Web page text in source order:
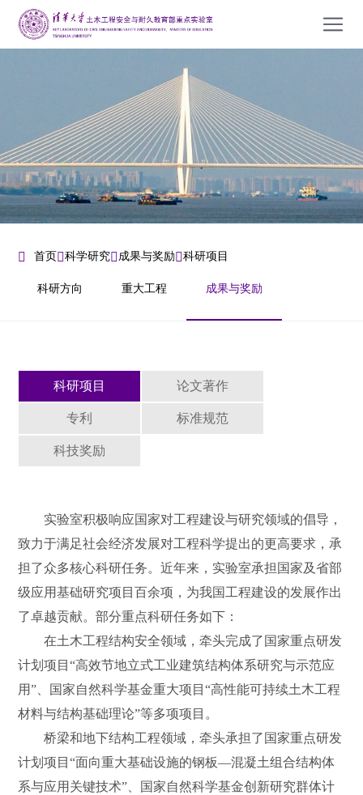
首页 科学研究 成果与奖励 科研项目
科研方向 重大工程 成果与奖励
科研项目 论文著作
专利 标准规范
科技奖励
实验室积极响应国家对工程建设与研究领域的倡导，
致力于满足社会经济发展对工程科学提出的更高要求，承
担了众多核心科研任务。近年来，实验室承担国家及省部
级应用基础研究项目百余项，为我国工程建设的发展作出
了卓越贡献。部分重点科研任务如下：
在土木工程结构安全领域，牵头完成了国家重点研发
计划项目“高效节地立式工业建筑结构体系研究与示范应
用”、国家自然科学基金重大项目“高性能可持续土木工程
材料与结构基础理论”等多项项目。
桥梁和地下结构工程领域，牵头承担了国家重点研发
计划项目“面向重大基础设施的钢板—混凝土组合结构体
系与应用关键技术”、国家自然科学基金创新研究群体计